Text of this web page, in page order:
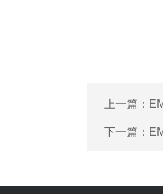
上一篇：
下一篇：